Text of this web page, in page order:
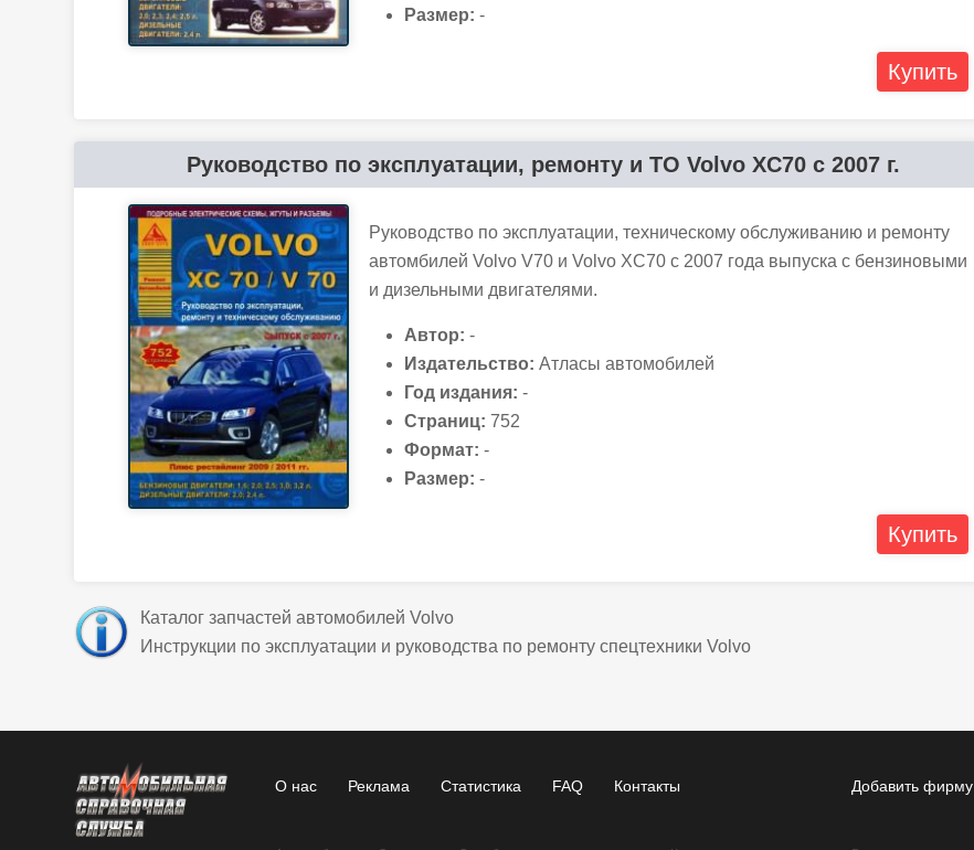
Размер: -
Купить
Руководство по эксплуатации, ремонту и ТО Volvo XC70 с 2007 г.
Руководство по эксплуатации, техническому обслуживанию и ремонту
автомбилей Volvo V70 и Volvo XC70 с 2007 года выпуска с бензиновыми
и дизельными двигателями.
Автор: -
Издательство: Атласы автомобилей
Год издания: -
Страниц: 752
Формат: -
Размер: -
Купить
Каталог запчастей автомобилей Volvo
Инструкции по эксплуатации и руководства по ремонту спецтехники Volvo
О нас Реклама Статистика FAQ Контакты Добавить фирму